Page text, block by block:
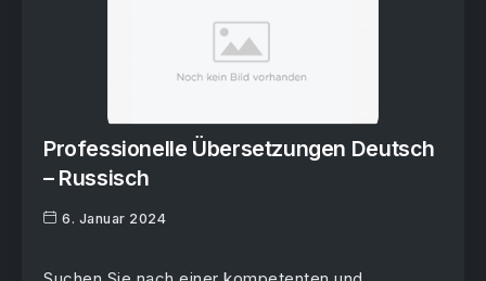
Professionelle Übersetzungen Deutsch
– Russisch
6. Januar 2024